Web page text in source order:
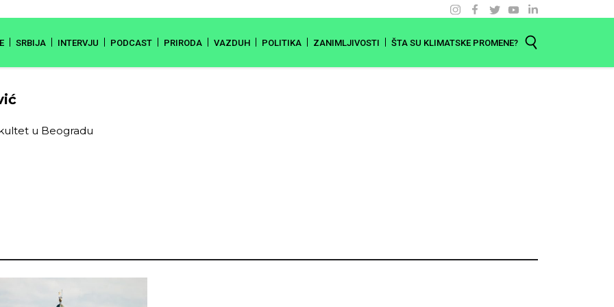
SRBIJA INTERVJU PODCAST PRIRODA VAZDUH POLITIKA ZANIMLJIVOSTI ŠTA SU KLIMATSKE PROMENE?
u Beogradu